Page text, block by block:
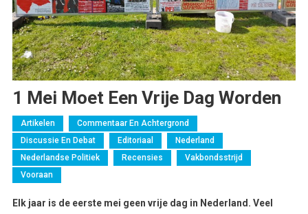
1 Mei Moet Een Vrije Dag Worden
Artikelen
Commentaar En Achtergrond
Discussie En Debat
Editoriaal
Nederland
Nederlandse Politiek
Recensies
Vakbondsstrijd
Vooraan
Elk jaar is de eerste mei geen vrije dag in Nederland. Veel